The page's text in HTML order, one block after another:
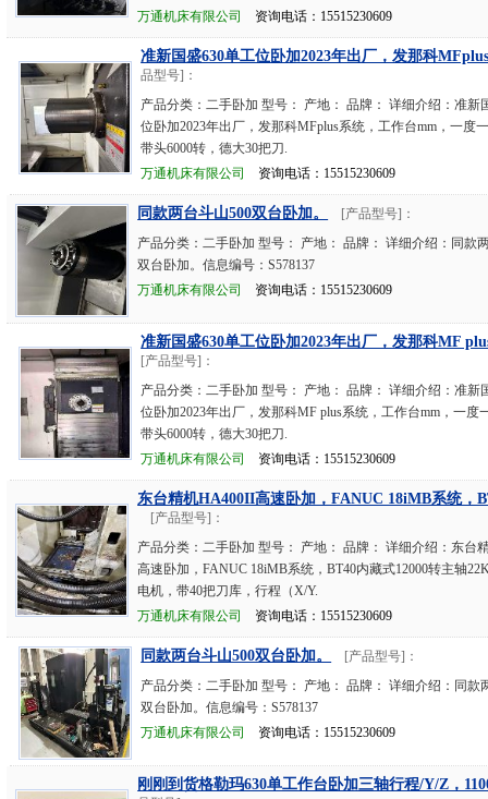
万通机床有限公司
资询电话：15515230609
准新国盛630单工位卧加2023年出厂，发那科
品型号]：
产品分类：二手卧加 型号： 产地： 品牌： 详细介绍：准新
位卧加2023年出厂，发那科MFplus系统，工作台mm，一度
带头6000转，德大30把刀.
万通机床有限公司
资询电话：15515230609
同款两台斗山500双台卧加。
[产品型号]：
产品分类：二手卧加 型号： 产地： 品牌： 详细介绍：同款
双台卧加。信息编号：S578137
万通机床有限公司
资询电话：15515230609
准新国盛630单工位卧加2023年出厂，发那科MF
[产品型号]：
产品分类：二手卧加 型号： 产地： 品牌： 详细介绍：准新
位卧加2023年出厂，发那科MF plus系统，工作台mm，一度
带头6000转，德大30把刀.
万通机床有限公司
资询电话：15515230609
东台精机HA400II高速卧加，FANUC 18iMB系统，
[产品型号]：
产品分类：二手卧加 型号： 产地： 品牌： 详细介绍：东台
高速卧加，FANUC 18iMB系统，BT40内藏式12000转主轴
电机，带40把刀库，行程（X/Y.
万通机床有限公司
资询电话：15515230609
同款两台斗山500双台卧加。
[产品型号]：
产品分类：二手卧加 型号： 产地： 品牌： 详细介绍：同款
双台卧加。信息编号：S578137
万通机床有限公司
资询电话：15515230609
刚刚到货格勒玛630单工作台卧加三轴行程/Y/Z，